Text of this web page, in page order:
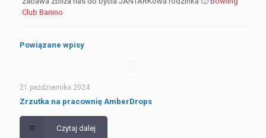
Club Banino
Powiązane wpisy
21 października 2024
Zrzutka na pracownię AmberDrops
Czytaj dalej